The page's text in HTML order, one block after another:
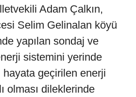
Adam Çalkın,
Selim Gelinalan köyü
yapılan sondaj ve
sistemini yerinde
hayata geçirilen enerji
olması dileklerinde